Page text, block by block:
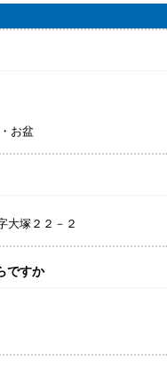
お盆
大塚２２－２
ですか